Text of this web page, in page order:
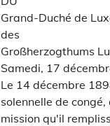
Grand-Duché de
des
Großherzogthums
Samedi, 17
Le 14 décembre
solennelle de
mission qu'il